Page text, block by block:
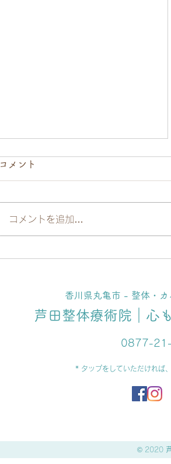
【大切なお知らせ】サービス
コメント
コメントを追加…
香川県丸亀市 - 整体・カ
芦田整体療術院｜心
0877-
* タップをしていただければ
© 2020